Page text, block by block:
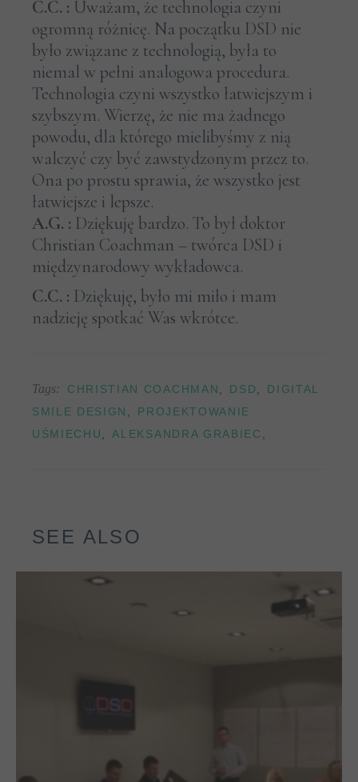
C.C. : Uważam, że technologia czyni
ogromną różnicę. Na początku DSD nie
było związane z technologią, była to
niemal w pełni analogowa procedura.
Technologia czyni wszystko łatwiejszym i
szybszym. Wierzę, że nie ma żadnego
powodu, dla którego mielibyśmy z nią
walczyć czy być zawstydzonym przez to.
Ona po prostu sprawia, że wszystko jest
łatwiejsze i lepsze.
A.G. : Dziękuję bardzo. To był doktor
Christian Coachman – twórca DSD i
międzynarodowy wykładowca.
C.C. : Dziękuję, było mi miło i mam
nadzieję spotkać Was wkrótce.
Tags: CHRISTIAN COACHMAN DSD
DIGITAL
SMILE DESIGN
PROJEKTOWANIE
UŚMIECHU
ALEKSANDRA GRABIEC
SEE ALSO